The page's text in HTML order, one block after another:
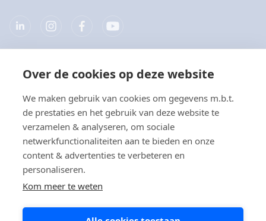
Over de cookies op deze website
We maken gebruik van cookies om gegevens m.b.t.
de prestaties en het gebruik van deze website te
verzamelen & analyseren, om sociale
netwerkfunctionaliteiten aan te bieden en onze
content & advertenties te verbeteren en
personaliseren.
Kom meer te weten
Bedrijf
Snelkoppelingen
Privacy